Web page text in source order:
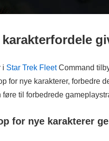
i Star Trek FleetCommand
for nye karakterer, forbedre
føre til forbedrede
for nye karakterer